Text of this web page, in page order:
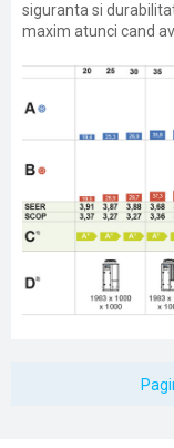
siguranta si
maxim atunci cand